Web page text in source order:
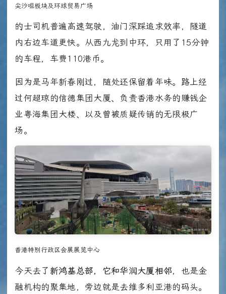
尖沙咀板块及环球贸易广场
的士司机普遍高速驾驶，油门深踩追求效率，隧道
内右边车道更快。从西九龙到中环，只用了15分钟
的车程，车费110港币。
因为是马年新春刚过，随处还保留着年味。路上经
过何超琼的信德集团大厦、负责香港水务的赚钱企
业粤海集团大楼、以及曾被质疑传销的无限极广
场。
香港特别行政区会展展览中心
今天去了 新鸿基总部，它和华润大厦相邻，也是金
融机构的聚集地，旁边就是去维多利亚港的码头。